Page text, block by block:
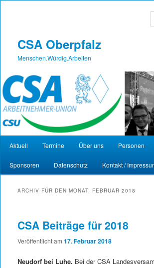
CSA Oberpfalz
Menschen.Würdig.Arbeiten
Zum Inhalt wechseln
Zum sekundären Inhalt wechseln
Aktuell Termine Über uns Personen
Sponsoren Datenschutz Kontakt /
ARCHIV FÜR DEN MONAT: FEBRUAR 2018
CSA Beiträge für 2018
Veröffentlicht am 17. Februar 2018
Neudorf bei Luhe. Bei der CSA